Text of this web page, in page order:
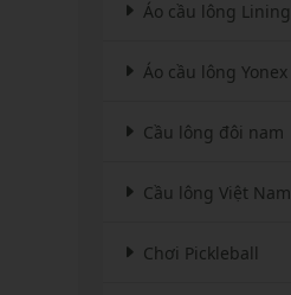
Túi Cầu Lông Apavi
MÁY ĐAN
Áo cầu lông Lining
Áo cầu lông Yonex
Cầu lông đôi nam
Cầu lông Việt Nam
Chơi Pickleball